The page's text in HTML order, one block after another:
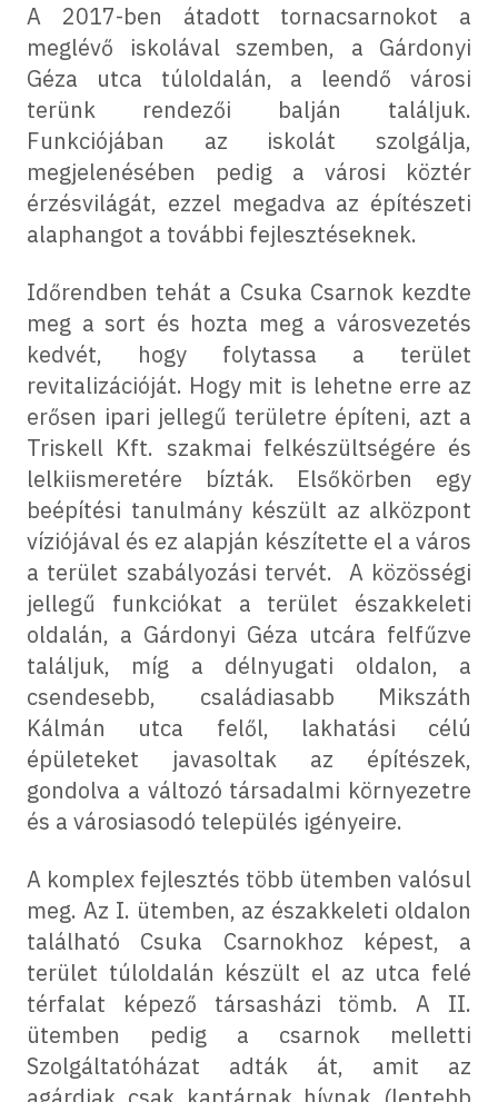
A 2017-ben átadott tornacsarnokot a
meglévő iskolával szemben, a Gárdonyi
Géza utca túloldalán, a leendő városi
terünk rendezői balján találjuk.
Funkciójában az iskolát szolgálja,
megjelenésében pedig a városi köztér
érzésvilágát, ezzel megadva az építészeti
alaphangot a további fejlesztéseknek.
Időrendben tehát a Csuka Csarnok kezdte
meg a sort és hozta meg a városvezetés
kedvét, hogy folytassa a terület
revitalizációját. Hogy mit is lehetne erre az
erősen ipari jellegű területre építeni, azt a
Triskell Kft. szakmai felkészültségére és
lelkiismeretére bízták. Elsőkörben egy
beépítési tanulmány készült az alközpont
víziójával és ez alapján készítette el a város
a terület szabályozási tervét. A közösségi
jellegű funkciókat a terület északkeleti
oldalán, a Gárdonyi Géza utcára felfűzve
találjuk, míg a délnyugati oldalon, a
csendesebb, családiasabb Mikszáth
Kálmán utca felől, lakhatási célú
épületeket javasoltak az építészek,
gondolva a változó társadalmi környezetre
és a városiasodó település igényeire.
A komplex fejlesztés több ütemben valósul
meg. Az I. ütemben, az északkeleti oldalon
található Csuka Csarnokhoz képest, a
terület túloldalán készült el az utca felé
térfalat képező társasházi tömb. A II.
ütemben pedig a csarnok melletti
Szolgáltatóházat adták át, amit az